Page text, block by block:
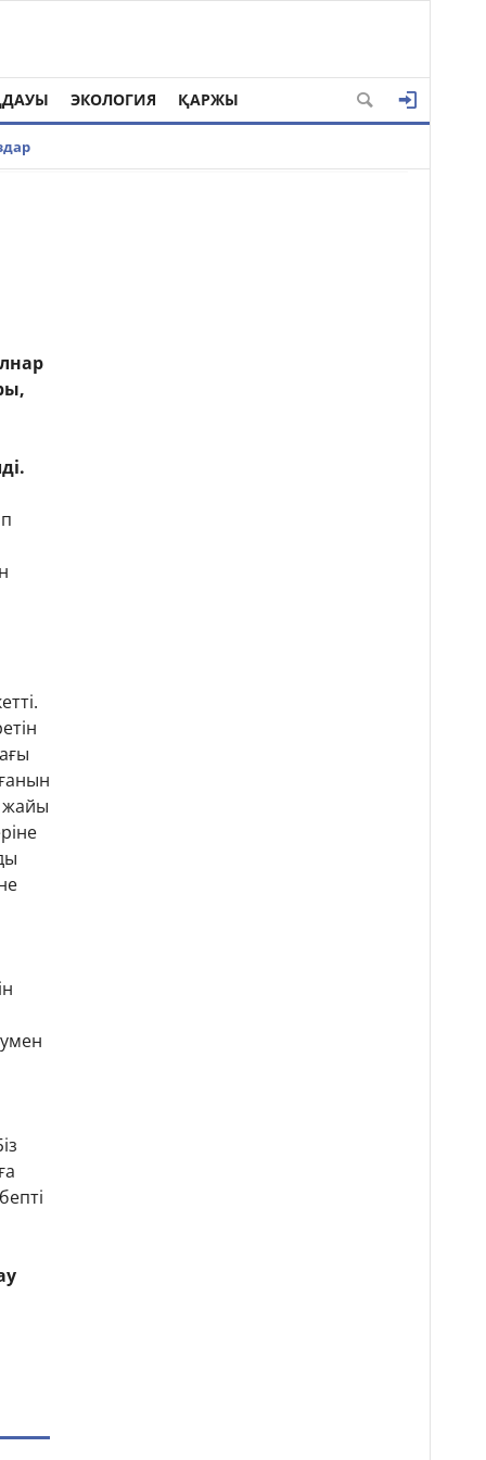
ЭКОЛОГИЯ ҚАРЖЫ
жайы